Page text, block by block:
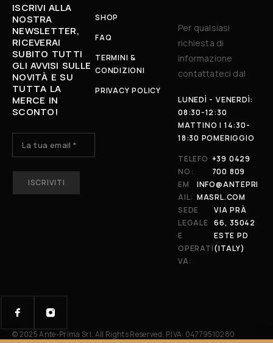
ISCRIVI ALLA
NOSTRA
NEWSLETTER,
RICEVERAI
SUBITO TUTTI
GLI AVVISI SULLE
NOVITÀ E SU
TUTTA LA
MERCE IN
SCONTO!
SHOP
FAQ
TERMINI &
CONDIZIONI
PRIVACY POLICY
Per qualsiasi
richiesta di
informazione
contattateci dal
LUNEDÌ - VENERDÌ:
08:30-12:30
MATTINO | 14:30-
18:30 POMERIGGIO
TELEFO
NO:
+39 0429
700 809
EM
AIL:
INFO@ANTEPRI
MASRL.COM
SEDE
LEGALE
E
OPERATI
VA:
VIA PRÀ
66, 35042
ESTE PD
(ITALY)
© 2025 Ante-Prima Srl. All Rights Reserved. P.IVA: 04779510280